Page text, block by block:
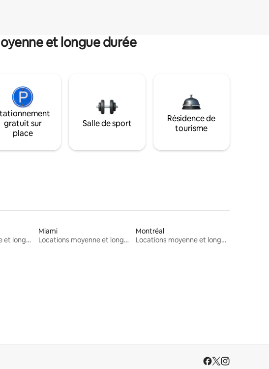
et longue durée
gratuit sur
place
Salle de sport
Résidence de
tourisme
Locations moyenne et longue durée
Miami
Locations moyenne et longue durée
Montréal
Locations moyenne et longue durée